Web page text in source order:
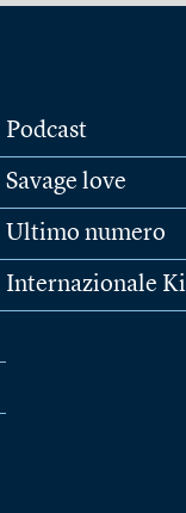
Podcast
Savage love
Ultimo numero
Internazionale